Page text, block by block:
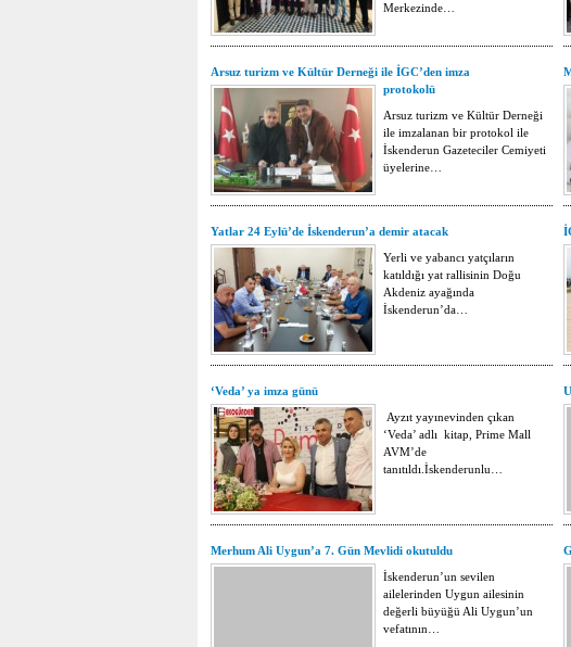
Merkezinde…
Arsuz turizm ve Kültür Derneği ile İGC’den imza
protokolü
Arsuz turizm ve Kültür Derneği
ile imzalanan bir protokol ile
İskenderun Gazeteciler Cemiyeti
üyelerine…
Yatlar 24 Eylü’de İskenderun’a demir atacak
Yerli ve yabancı yatçıların
katıldığı yat rallisinin Doğu
Akdeniz ayağında
İskenderun’da…
‘Veda’ ya imza günü
Ayzıt yayınevinden çıkan
‘Veda’ adlı kitap, Prime Mall
AVM’de
tanıtıldı.İskenderunlu…
Merhum Ali Uygun’a 7. Gün Mevlidi okutuldu
İskenderun’un sevilen
ailelerinden Uygun ailesinin
değerli büyüğü Ali Uygun’un
vefatının…